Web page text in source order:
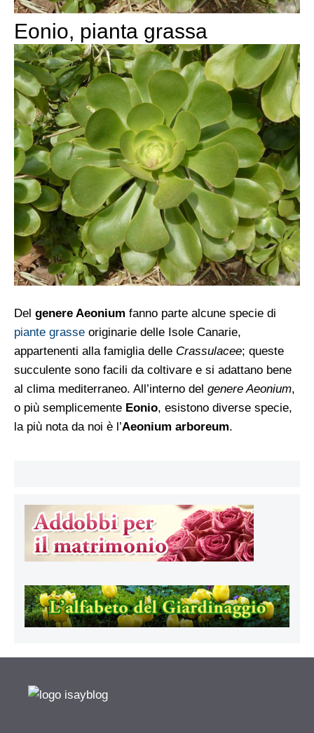
Eonio, pianta grassa
Del genere Aeonium fanno parte alcune specie di
piante grasse originarie delle Isole Canarie,
appartenenti alla famiglia delle Crassulacee; queste
succulente sono facili da coltivare e si adattano bene
al clima mediterraneo. All’interno del genere Aeonium,
o più semplicemente Eonio, esistono diverse specie,
la più nota da noi è l’Aeonium arboreum.